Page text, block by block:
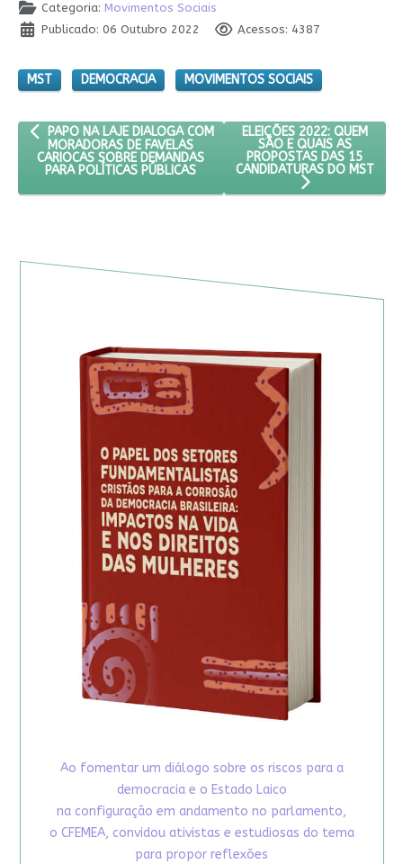
Categoria: Movimentos Sociais
Publicado: 06 Outubro 2022
Acessos: 4387
MST DEMOCRACIA MOVIMENTOS SOCIAIS
ARTIGO ANTERIOR: PAPO NA LAJE DIALOGA COM MORADORAS
PAPO NA LAJE DIALOGA COM
MORADORAS DE FAVELAS
CARIOCAS SOBRE DEMANDAS
PARA POLÍTICAS PÚBLICAS
PRÓXIMO ARTIGO:
ELEIÇÕES 2022: QUEM
SÃO E QUAIS AS
PROPOSTAS DAS 15
CANDIDATURAS DO MST
Ao fomentar um diálogo sobre os riscos para a
democracia e o Estado Laico
na configuração em andamento no parlamento,
o CFEMEA, convidou ativistas e estudiosas do tema
para propor reflexões